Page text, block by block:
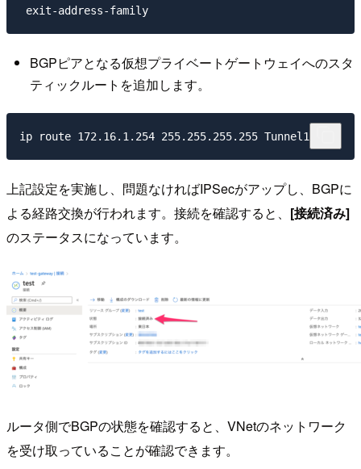
BGPピアとなる仮想プライベートゲートウェイへのスタ
ティックルートを追加します。
上記設定を実施し、問題なければIPSecがアップし、BGPに
よる経路交換が行われます。接続を確認すると、 [接続済み]
のステータスになっています。
ルータ側でBGPの状態を確認すると、VNetのネットワーク
を受け取っていることが確認できます。